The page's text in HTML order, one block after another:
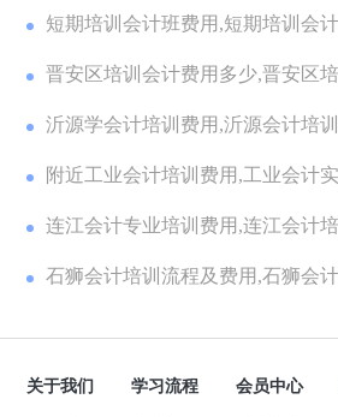
短期培训会计班费用,短期培训会
晋安区培训会计费用多少,晋安区
一...沂源学会计培训费用,沂源会计培
附近工业会计培训费用,工业会计
连江会计专业培训费用,连江会计
石狮会计培训流程及费用,石狮会
关于我们 学习流程 会员中心